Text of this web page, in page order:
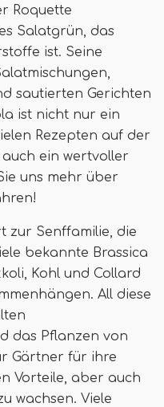
Roquette
Salatgrün, das
ist. Seine
sautierten Gerichten
ist nicht nur ein
Rezepten auf der
ein wertvoller
uns mehr über
zur Senffamilie, die
bekannte Brassica
Kohl und Collard
All diese
das Pflanzen von
Gärtner für ihre
Vorteile, aber auch
wachsen. Viele